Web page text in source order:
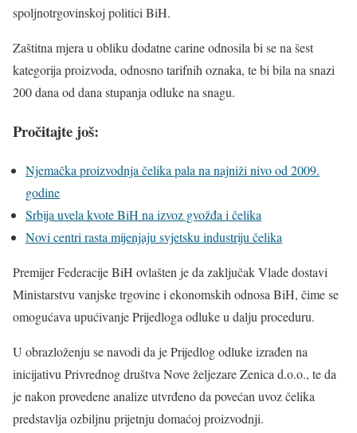
spoljnotrgovinskoj politici BiH.
Zaštitna mjera u obliku dodatne carine odnosila bi se na šest
kategorija proizvoda, odnosno tarifnih oznaka, te bi bila na snazi
200 dana od dana stupanja odluke na snagu.
Pročitajte još:
Njemačka proizvodnja čelika pala na najniži nivo od 2009.
godine
Srbija uvela kvote BiH na izvoz gvožđa i čelika
Novi centri rasta mijenjaju svjetsku industriju čelika
Premijer Federacije BiH ovlašten je da zaključak Vlade dostavi
Ministarstvu vanjske trgovine i ekonomskih odnosa BiH, čime se
omogućava upućivanje Prijedloga odluke u dalju proceduru.
U obrazloženju se navodi da je Prijedlog odluke izrađen na
inicijativu Privrednog društva Nove željezare Zenica d.o.o., te da
je nakon provedene analize utvrđeno da povećan uvoz čelika
predstavlja ozbiljnu prijetnju domaćoj proizvodnji.